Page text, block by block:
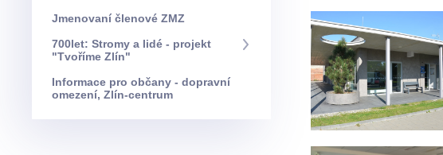
Jmenovaní členové ZMZ
700let: Stromy a lidé - projekt
"Tvoříme Zlín"
Informace pro občany - dopravní
omezení, Zlín-centrum